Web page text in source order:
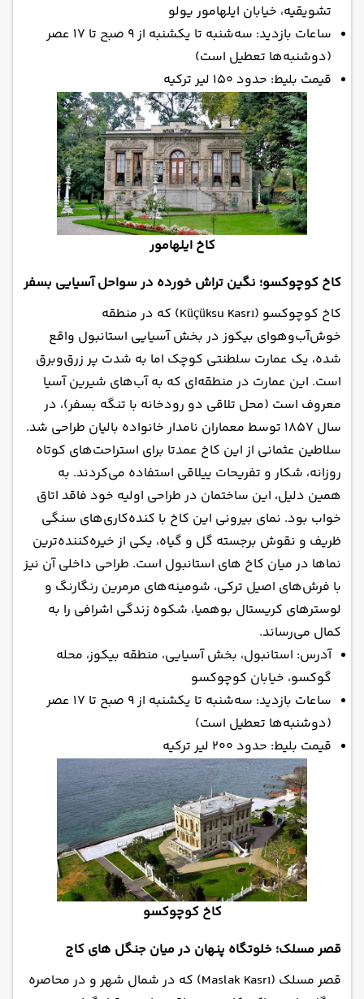
تشویقیه، خیابان ایلهامور یولو
ساعات بازدید: سه‌شنبه تا یکشنبه از ۹ صبح تا ۱۷ عصر
(دوشنبه‌ها تعطیل است)
قیمت بلیط: حدود ۱۵۰ لیر ترکیه
کاخ ایلهامور
کاخ کوچوکسو؛ نگین تراش خورده در سواحل آسیایی بسفر
کاخ کوچوکسو (Küçüksu Kasrı) که در منطقه
خوش‌آب‌وهوای بیکوز در بخش آسیایی استانبول واقع
شده، یک عمارت سلطنتی کوچک اما به شدت پر زرق‌وبرق
است. این عمارت در منطقه‌ای که به آب‌های شیرین آسیا
معروف است (محل تلاقی دو رودخانه با تنگه بسفر)، در
سال ۱۸۵۷ توسط معماران نامدار خانواده بالیان طراحی شد.
سلاطین عثمانی از این کاخ عمدتا برای استراحت‌های کوتاه
روزانه، شکار و تفریحات ییلاقی استفاده می‌کردند. به
همین دلیل، این ساختمان در طراحی اولیه خود فاقد اتاق
خواب بود. نمای بیرونی این کاخ با کنده‌کاری‌های سنگی
ظریف و نقوش برجسته گل و گیاه، یکی از خیره‌کننده‌ترین
نماها در میان کاخ های استانبول است. طراحی داخلی آن نیز
با فرش‌های اصیل ترکی، شومینه‌های مرمرین رنگارنگ و
لوسترهای کریستال بوهمیا، شکوه زندگی اشرافی را به
کمال می‌رساند.
آدرس: استانبول، بخش آسیایی، منطقه بیکوز، محله
گوکسو، خیابان کوچوکسو
ساعات بازدید: سه‌شنبه تا یکشنبه از ۹ صبح تا ۱۷ عصر
(دوشنبه‌ها تعطیل است)
قیمت بلیط: حدود ۲۰۰ لیر ترکیه
کاخ کوچوکسو
قصر مسلک؛ خلوتگاه پنهان در میان جنگل های کاج
قصر مسلک (Maslak Kasrı) که در شمال شهر و در محاصره